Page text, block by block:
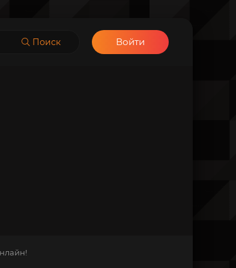
Поиск Войти